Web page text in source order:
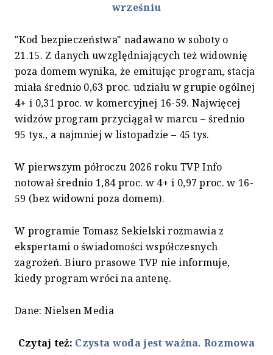
wrześniu
"Kod bezpieczeństwa" nadawano w soboty o
21.15. Z danych uwzględniających też widownię
poza domem wynika, że emitując program, stacja
miała średnio 0,63 proc. udziału w grupie ogólnej
4+ i 0,31 proc. w komercyjnej 16-59. Najwięcej
widzów program przyciągał w marcu – średnio
95 tys., a najmniej w listopadzie – 45 tys.
W pierwszym półroczu 2026 roku TVP Info
notował średnio 1,84 proc. w 4+ i 0,97 proc. w 16-
59 (bez widowni poza domem).
W programie Tomasz Sekielski rozmawia z
ekspertami o świadomości współczesnych
zagrożeń. Biuro prasowe TVP nie informuje,
kiedy program wróci na antenę.
Dane: Nielsen Media
Czytaj też: Czysta woda jest ważna. Rozmowa